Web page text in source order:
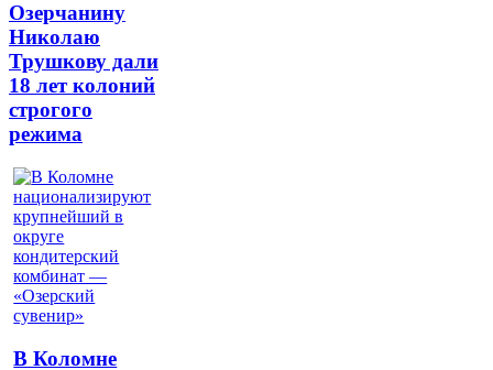
Озерчанину
Николаю
Трушкову дали
18 лет колоний
строгого
режима
В Коломне